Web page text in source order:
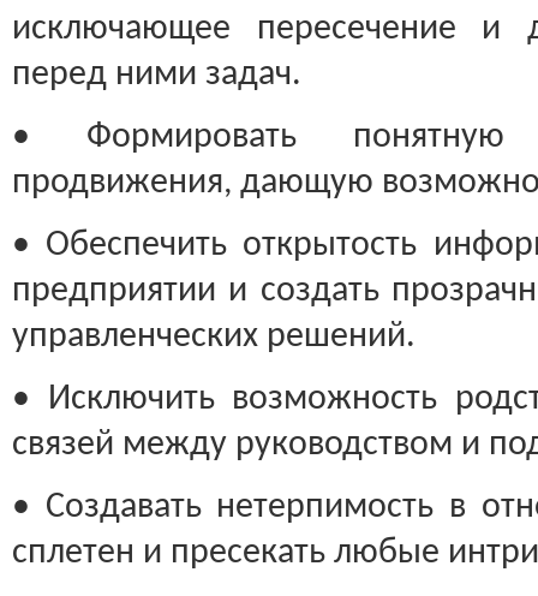
исключающее пересечение и
перед ними задач.
• Формировать понятную
продвижения, дающую
• Обеспечить открытость
предприятии и создать
управленческих решений.
• Исключить возможность
связей между руководством и
• Создавать нетерпимость в
сплетен и пресекать любые